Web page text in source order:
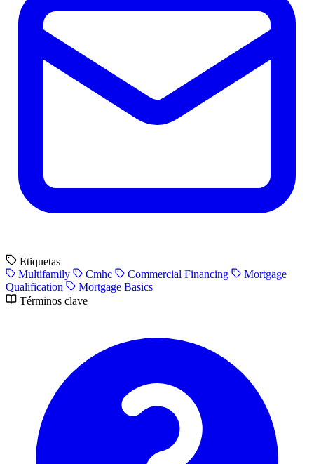
Etiquetas
Multifamily
Cmhc Commercial Financing
Mortgage
Qualification
Mortgage Basics
Términos clave